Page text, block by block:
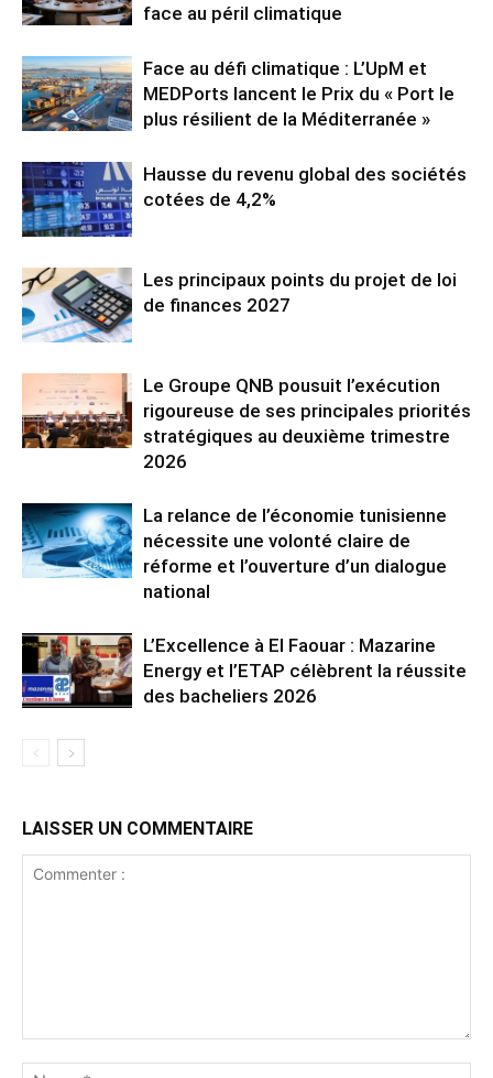
face au péril climatique
Face au défi climatique : L’UpM et
MEDPorts lancent le Prix du « Port le
plus résilient de la Méditerranée »
Hausse du revenu global des sociétés
cotées de 4,2%
Les principaux points du projet de loi
de finances 2027
Le Groupe QNB pousuit l’exécution
rigoureuse de ses principales priorités
stratégiques au deuxième trimestre
2026
La relance de l’économie tunisienne
nécessite une volonté claire de
réforme et l’ouverture d’un dialogue
national
L’Excellence à El Faouar : Mazarine
Energy et l’ETAP célèbrent la réussite
des bacheliers 2026
LAISSER UN COMMENTAIRE